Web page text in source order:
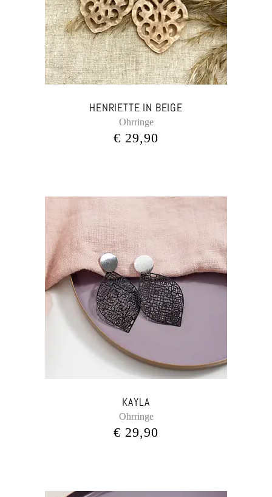
HENRIETTE IN BEIGE
Ohrringe
€ 29,90
KAYLA
Ohrringe
€ 29,90